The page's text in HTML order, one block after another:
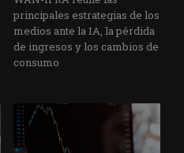
principales estrategias de los
medios ante la IA, la pérdida
de ingresos y los cambios de
consumo